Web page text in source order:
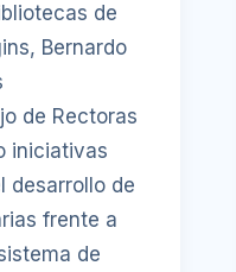
de
Bernardo
de Rectoras
iniciativas
desarrollo de
frente a
de